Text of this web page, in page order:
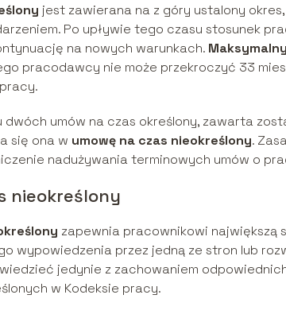
jest zawierana na z góry ustalony
Po upływie tego czasu stosunek
na nowych warunkach.
pracodawcy nie może przekroczyć 33
dwóch umów na czas określony, zawarta
się ona w umowę na czas nieokreślony.
nadużywania terminowych umów o
nieokreślony
zapewnia pracownikowi największą
wypowiedzenia przez jedną ze stron lub
jedynie z zachowaniem
w Kodeksie pracy.